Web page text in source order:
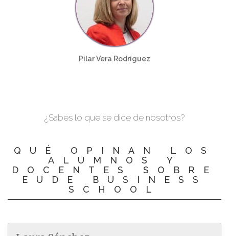
Pilar Vera Rodríguez
¿Sabes lo que se dice de nosotros?
QUÉ OPINAN LOS
ALUMNOS Y
DOCENTES SOBRE
EUDE BUSINESS
SCHOOL